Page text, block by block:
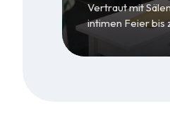
Vertraut mit
intimen Feier bis